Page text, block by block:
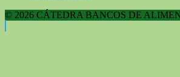
© 2026 CÁTEDRA BANCOS DE